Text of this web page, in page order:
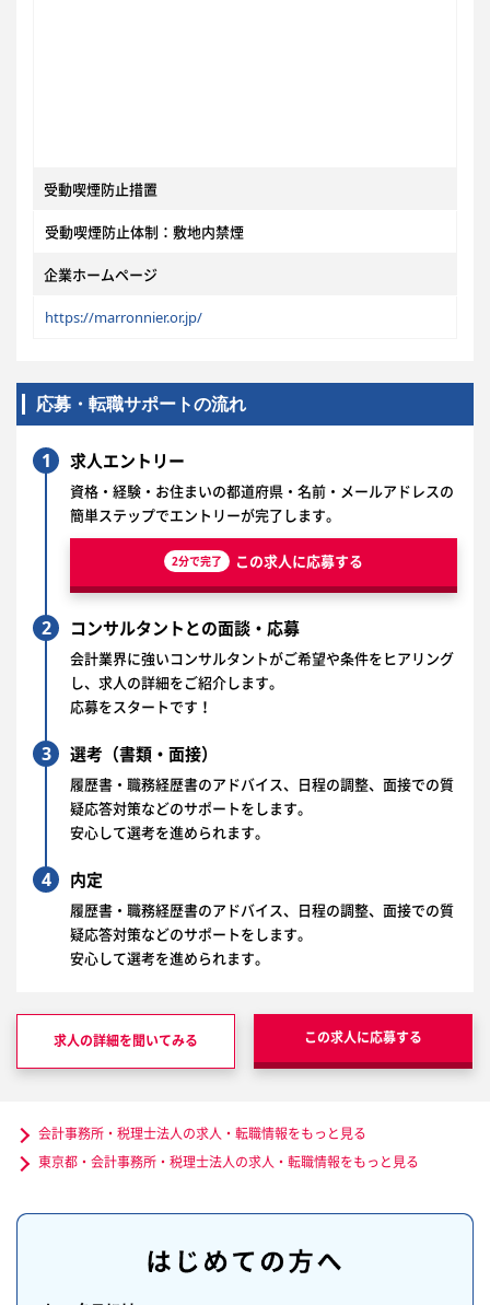
受動喫煙防止措置
受動喫煙防止体制：敷地内禁煙
企業ホームページ
https://marronnier.or.jp/
応募・転職サポートの流れ
1 求人エントリー
資格・経験・お住まいの都道府県・名前・メールアドレスの
簡単ステップでエントリーが完了します。
2分で完了 この求人に応募する
2 コンサルタントとの面談・応募
会計業界に強いコンサルタントがご希望や条件をヒアリング
し、求人の詳細をご紹介します。
応募をスタートです！
3 選考（書類・面接）
履歴書・職務経歴書のアドバイス、日程の調整、面接での質
疑応答対策などのサポートをします。
安心して選考を進められます。
4 内定
履歴書・職務経歴書のアドバイス、日程の調整、面接での質
疑応答対策などのサポートをします。
安心して選考を進められます。
求人の詳細を聞いてみる この求人に応募する
会計事務所・税理士法人の求人・転職情報をもっと見る
東京都・会計事務所・税理士法人の求人・転職情報をもっと見る